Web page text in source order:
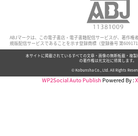
ABJマークは、この電子書店・電子書籍配信サービスが、著作権
規版配信サービスであることを示す登録商標（登録番号 第
本サイトに掲載されているすべての文章・画像の無断転載・複
の著作権は光文社に帰属します。
© Kobunsha Co., Ltd. All Rights
WP2Social Auto Publish Powered By :